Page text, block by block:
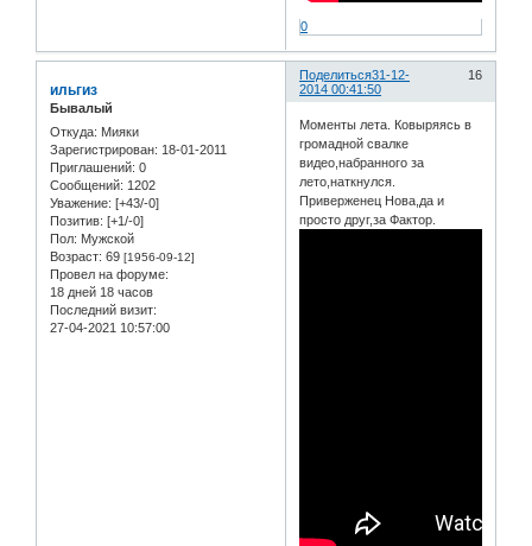
0
Поделиться 16
31-12-
2014 00:41:50
ильгиз
Бывалый
Откуда: Мияки
Зарегистрирован: 18-01-2011
Приглашений: 0
Сообщений: 1202
Уважение: [+43/-0]
Позитив: [+1/-0]
Пол: Мужской
Возраст: 69 [1956-09-12]
Провел на форуме:
18 дней 18 часов
Последний визит:
27-04-2021 10:57:00
Моменты лета. Ковыряясь в
громадной свалке
видео,набранного за
лето,наткнулся.
Приверженец Нова,да и
просто друг,за Фактор.